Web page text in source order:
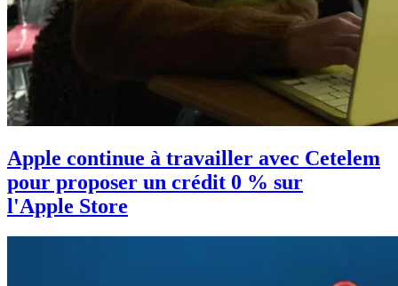
Apple continue à travailler avec Cetelem
pour proposer un crédit 0 % sur
l'Apple Store